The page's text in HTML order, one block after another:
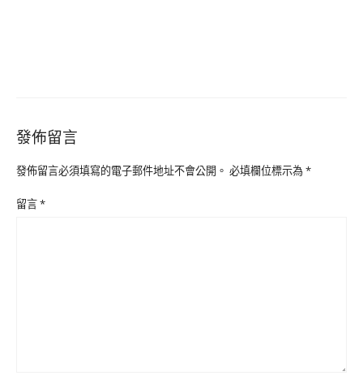
發佈留言
發佈留言必須填寫的電子郵件地址不會公開。 必填欄位標示為*
留言*